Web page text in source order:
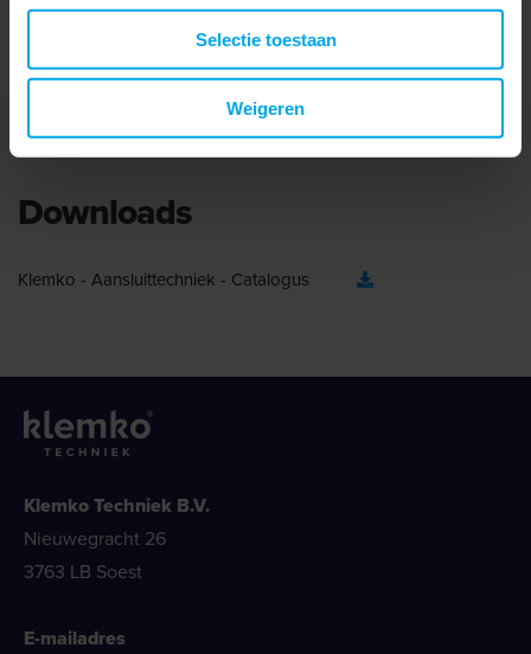
Selectie toestaan
Weigeren
Lange schacht
Downloads
Klemko - Aansluittechniek - Catalogus
Klemko Techniek B.V.
Nieuwegracht 26
3763 LB Soest
E-mailadres